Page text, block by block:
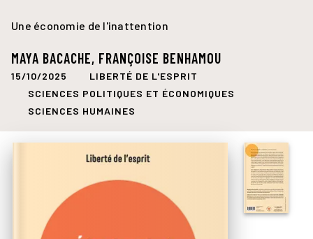
Une économie de l'inattention
MAYA BACACHE, FRANÇOISE BENHAMOU
15/10/2025
LIBERTÉ DE L'ESPRIT
SCIENCES POLITIQUES ET ÉCONOMIQUES
SCIENCES HUMAINES